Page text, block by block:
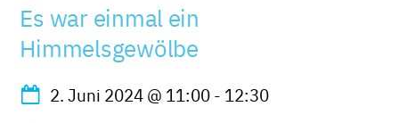
Es war einmal ein
Himmelsgewölbe
2. Juni 2024@ 11:00- 12:30